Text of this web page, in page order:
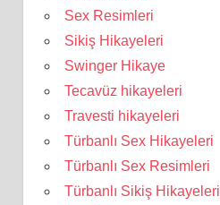
Sex Resimleri
Sikiş Hikayeleri
Swinger Hikaye
Tecavüz hikayeleri
Travesti hikayeleri
Türbanlı Sex Hikayeleri
Türbanlı Sex Resimleri
Türbanlı Sikiş Hikayeleri